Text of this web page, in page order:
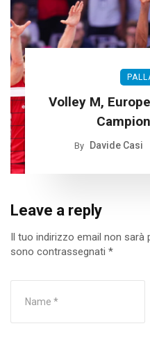
Volley M,
By Davide Casi
Leave a reply
Il tuo indirizzo email non sarà
sono contrassegnati *